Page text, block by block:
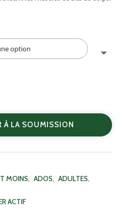
À LA SOUMISSION
MOINS, ADOS, ADULTES,
ACTIF